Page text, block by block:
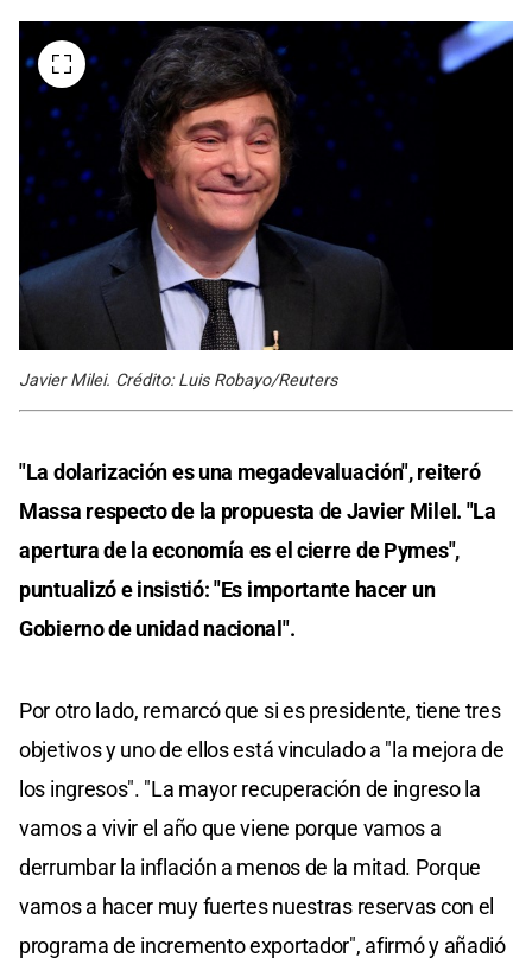
Javier Milei. Crédito: Luis Robayo/Reuters
"La dolarización es una megadevaluación", reiteró
Massa respecto de la propuesta de Javier MileI. "La
apertura de la economía es el cierre de Pymes",
puntualizó e insistió: "Es importante hacer un
Gobierno de unidad nacional".
Por otro lado, remarcó que si es presidente, tiene tres
objetivos y uno de ellos está vinculado a "la mejora de
los ingresos". "La mayor recuperación de ingreso la
vamos a vivir el año que viene porque vamos a
derrumbar la inflación a menos de la mitad. Porque
vamos a hacer muy fuertes nuestras reservas con el
programa de incremento exportador", afirmó y añadió